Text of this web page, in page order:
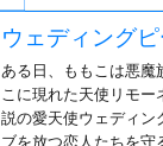
ウェディング
ある日、ももこは悪魔
こに現れた天使リモ
説の愛天使ウェディン
ブを放つ恋人たちを